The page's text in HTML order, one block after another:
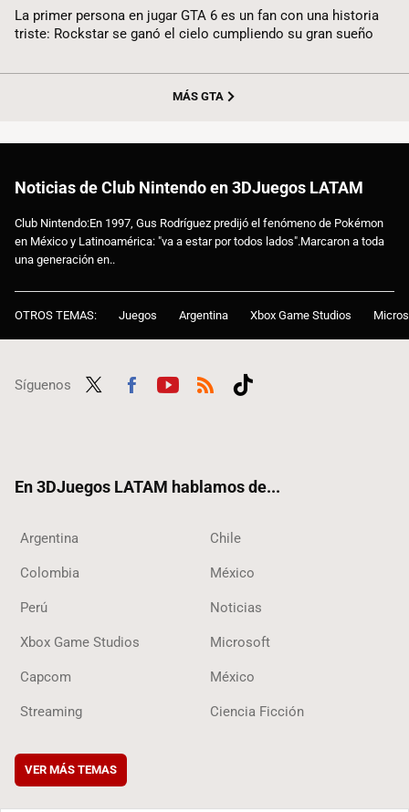
La primer persona en jugar GTA 6 es un fan con una historia
triste: Rockstar se ganó el cielo cumpliendo su gran sueño
MÁS GTA
Noticias de Club Nintendo en 3DJuegos LATAM
Club Nintendo:En 1997, Gus Rodríguez predijó el fenómeno de Pokémon
en México y Latinoamérica: "va a estar por todos lados".Marcaron a toda
una generación en..
OTROS TEMAS: Juegos Argentina Xbox Game Studios
Síguenos
En 3DJuegos LATAM hablamos de...
Argentina Chile
Colombia México
Perú Noticias
Xbox Game Studios Microsoft
Capcom México
Streaming Ciencia Ficción
VER MÁS TEMAS